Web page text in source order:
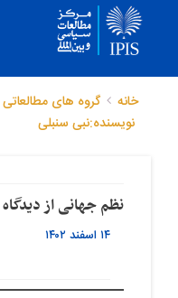
خانه گروه های مطالعاتی
نویسنده:نبی سنبلی
نظم جهانی از
۱۴ اسفند ۱۴۰۲